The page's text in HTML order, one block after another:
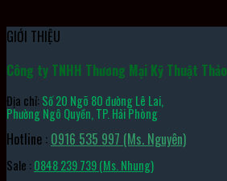
GIỚI THIỆU
Công ty TNHH Thương Mại Kỹ Thuật
Địa chỉ:Số 20 Ngõ 80 đường Lê Lai,
Phường Ngô Quyền, TP. Hải Phòng
Hotline : 0916 535 997 (Ms. Nguyên)
Sale :0848 239 739 (Ms. Nhung)